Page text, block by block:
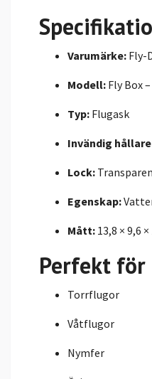
Varumärke: Fly-
Modell: Fly Box
Typ: Flugask
Invändig
Lock:
Egenskap:
Mått: 13,8 × 9,6
Perfekt för
Torrflugor
Våtflugor
Nymfer